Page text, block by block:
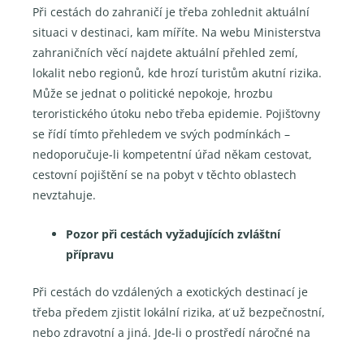
Při cestách do zahraničí je třeba zohlednit aktuální
situaci v destinaci, kam míříte. Na webu Ministerstva
zahraničních věcí najdete aktuální přehled zemí,
lokalit nebo regionů, kde hrozí turistům akutní rizika.
Může se jednat o politické nepokoje, hrozbu
teroristického útoku nebo třeba epidemie. Pojišťovny
se řídí tímto přehledem ve svých podmínkách –
nedoporučuje-li kompetentní úřad někam cestovat,
cestovní pojištění se na pobyt v těchto oblastech
nevztahuje.
Pozor při cestách vyžadujících zvláštní
přípravu
Při cestách do vzdálených a exotických destinací je
třeba předem zjistit lokální rizika, ať už bezpečnostní,
nebo zdravotní a jiná. Jde-li o prostředí náročné na